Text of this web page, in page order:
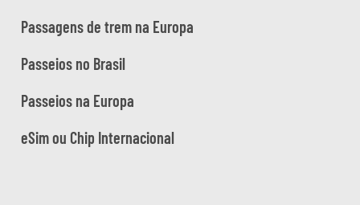
Passagens de trem na Europa
Passeios no Brasil
Passeios na Europa
eSim ou Chip Internacional